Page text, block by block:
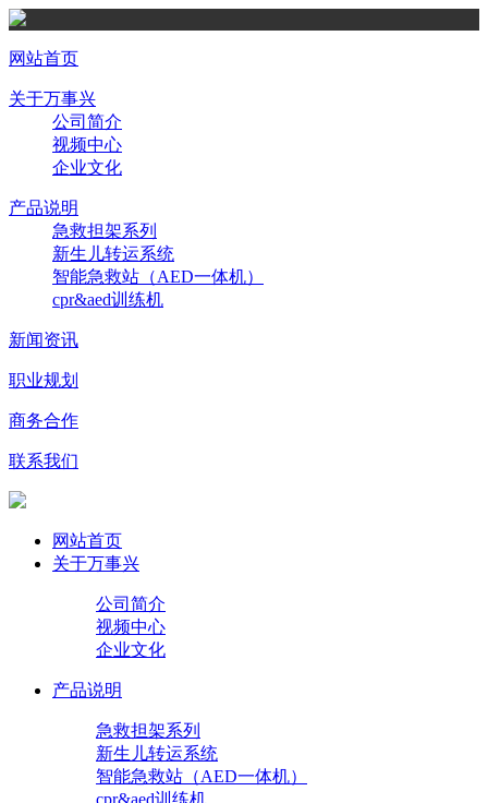
网站首页
关于万事兴
公司简介
视频中心
企业文化
产品说明
急救担架系列
新生儿转运系统
智能急救站（AED一体机）
cpr&aed训练机
新闻资讯
职业规划
商务合作
联系我们
网站首页
关于万事兴
公司简介
视频中心
企业文化
产品说明
急救担架系列
新生儿转运系统
智能急救站（AED一体机）
cpr&aed训练机